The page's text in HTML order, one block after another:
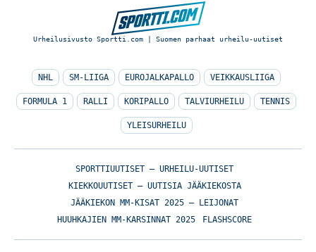
Urheilusivusto Sportti.com | Suomen parhaat urheilu-uutiset
NHL SM-LIIGA EUROJALKAPALLO VEIKKAUSLIIGA
FORMULA 1 RALLI KORIPALLO TALVIURHEILU TENNIS
YLEISURHEILU
SPORTTIUUTISET – URHEILU-UUTISET
KIEKKOUUTISET – UUTISIA JÄÄKIEKOSTA
JÄÄKIEKON MM-KISAT 2025 – LEIJONAT
HUUHKAJIEN MM-KARSINNAT 2025
FLASHSCORE